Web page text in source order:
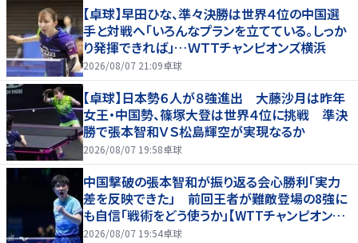
【卓球】早田ひな、準々決勝は世界４位の中国選
手と対戦へ「いろんなプランを立てている。しっか
り発揮できれば」…ＷＴＴチャンピオンズ横浜
2026/08/07 21:09卓球
【卓球】日本勢６人が８強進出 大藤沙月は昨年
女王・中国勢、篠塚大登は世界４位に挑戦 準決
勝で張本智和ＶＳ松島輝空が実現なるか
2026/08/07 19:58卓球
中国撃破の張本智和が振り返る会心勝利「実力
差を反映できた」 前回王者が難敵登場の8強に
も自信「戦術をどう使うか」【WTTチャンピオンズ
横浜2026】
2026/08/07 19:54卓球